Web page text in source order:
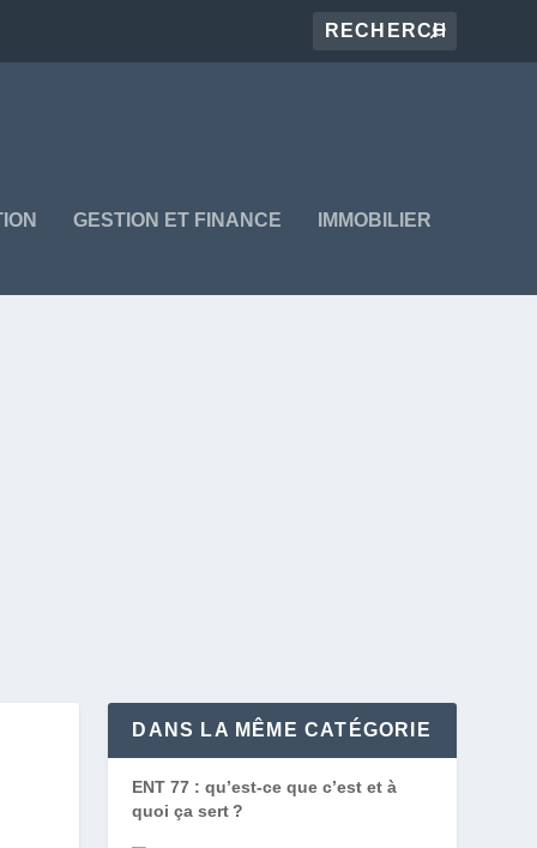
GESTION ET FINANCE IMMOBILIER
DANS LA MÊME CATÉGORIE
ENT 77 : qu’est-ce que c’est et à
quoi ça sert ?